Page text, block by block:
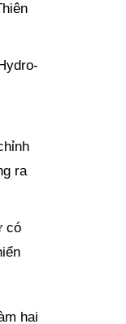
ra
có
hai